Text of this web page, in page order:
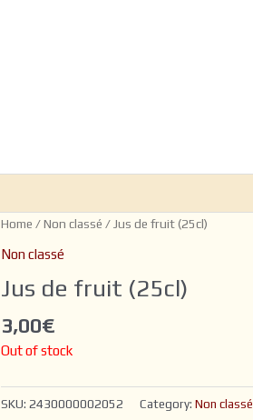
Home /Non classé / Jus de fruit (25cl)
Non classé
Jus de fruit (25cl)
3,00€
Out of stock
SKU: 2430000002052 Category: Non classé